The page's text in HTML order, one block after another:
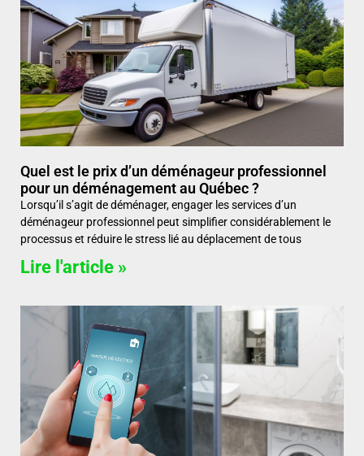
Quel est le prix d’un déménageur professionnel
pour un déménagement au Québec ?
Lorsqu’il s’agit de déménager, engager les services d’un
déménageur professionnel peut simplifier considérablement le
processus et réduire le stress lié au déplacement de tous
Lire l'article »